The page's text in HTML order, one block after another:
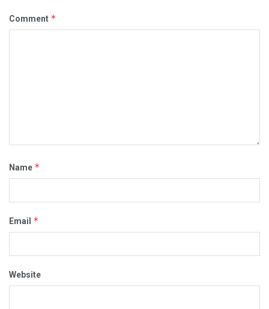
Comment *
Name *
Email *
Website